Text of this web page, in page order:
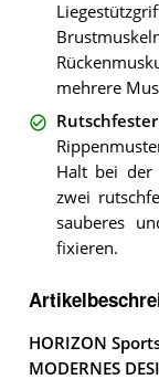
mehrere
Halt bei der
zwei
sauberes
fixieren.
HORIZON
MODERNES